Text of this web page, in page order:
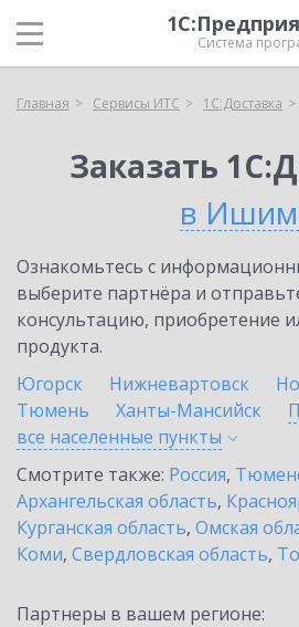
Система
Главная Сервисы ИТС 1С:Доставка
Заказать
в
Ознакомьтесь с
выберите партнёра и
консультацию, приобретение
продукта.
Югорск
Нижневартовск
Тюмень
Ханты-Мансийск
все населенные пункты
Смотрите также: Россия,
Архангельская область,
Курганская область, Омская
Коми, Свердловская область,
Партнеры в вашем регионе: